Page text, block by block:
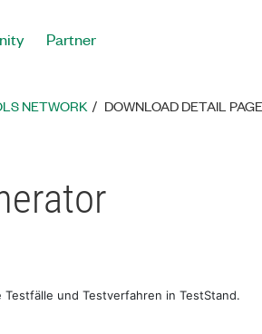
Partner
NETWORK DOWNLOAD DETAIL PAGE
und Testverfahren in TestStand.